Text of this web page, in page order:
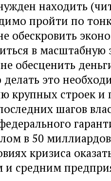
находить (
пройти по
обескровить
в
обесценить
это
крупных строек и
шагов
в 50
кризиса
и средним